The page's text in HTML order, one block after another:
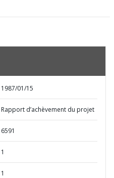
1987/01/15
Rapport d’achèvement du projet
6591
1
1